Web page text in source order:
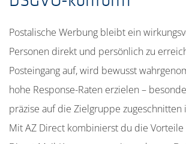
Postalische Werbung bleibt ein
Personen direkt und persönlich zu
Posteingang auf, wird bewusst
hohe Response-Raten erzielen –
präzise auf die Zielgruppe zugeschnitten
Mit AZ Direct kombinierst du die Vorteile